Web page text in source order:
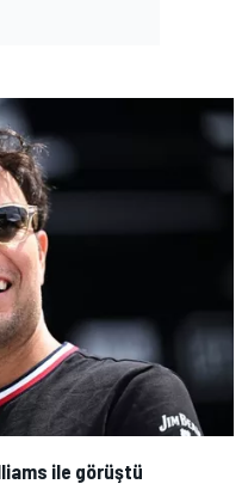
ile görüştü